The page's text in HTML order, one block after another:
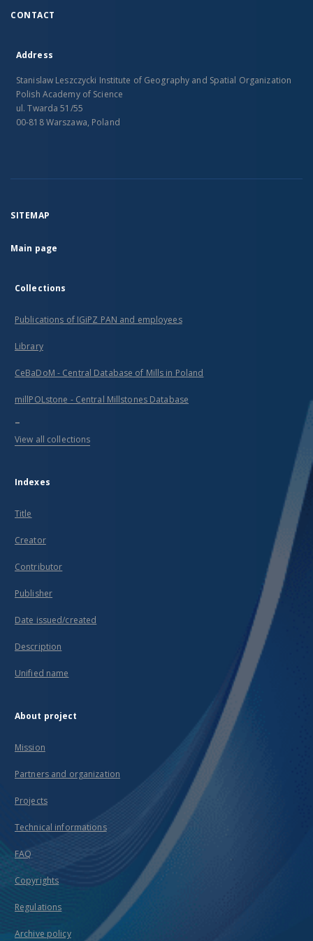
CONTACT
Address
Stanislaw Leszczycki Institute of Geography and Spatial Organization
Polish Academy of Science
ul. Twarda 51/55
00-818 Warszawa, Poland
SITEMAP
Main page
Collections
Publications of IGiPZ PAN and employees
Library
CeBaDoM - Central Database of Mills in Poland
millPOLstone - Central Millstones Database
...
View all collections
Indexes
Title
Creator
Contributor
Publisher
Date issued/created
Description
Unified name
About project
Mission
Partners and organization
Projects
Technical informations
FAQ
Copyrights
Regulations
Archive policy